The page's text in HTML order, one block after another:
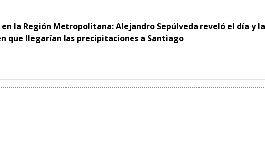
en la Región Metropolitana: Alejandro Sepúlveda reveló el día y la
que llegarían las precipitaciones a Santiago